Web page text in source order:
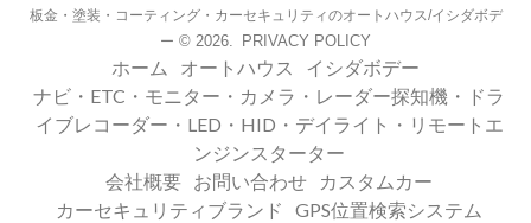
板金・塗装・コーティング・カーセキュリティのオートハウス/イシダボデ
ー © 2026. PRIVACY POLICY
ホーム オートハウス
イシダボデー
ナビ・ETC・モニター・カメラ・レーダー探知機・ドラ
イブレコーダー・LED・HID・デイライト・リモートエ
ンジンスターター
会社概要 お問い合わせ
カスタムカー
カーセキュリティブランド
GPS位置検索システム